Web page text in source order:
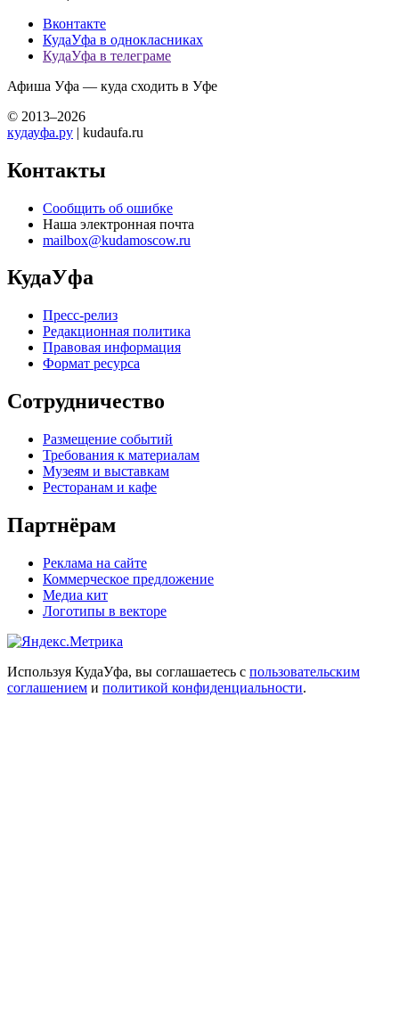
Вконтакте
КудаУфа в однокласниках
КудаУфа в телеграме
Афиша Уфа — куда сходить в Уфе
© 2013–2026
кудауфа.ру | kudaufa.ru
Контакты
Сообщить об ошибке
Наша электронная почта
mailbox@kudamoscow.ru
КудаУфа
Пресс-релиз
Редакционная политика
Правовая информация
Формат ресурса
Сотрудничество
Размещение событий
Требования к материалам
Музеям и выставкам
Ресторанам и кафе
Партнёрам
Реклама на сайте
Коммерческое предложение
Медиа кит
Логотипы в векторе
Используя КудаУфа, вы соглашаетесь с пользовательским
соглашением и политикой конфиденциальности.